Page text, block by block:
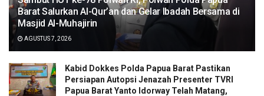
Barat Salurkan Al-Qur’an dan Gelar Ibadah Bersama di
Masjid Al-Muhajirin
AGUSTUS 7, 2026
Kabid Dokkes Polda Papua Barat Pastikan
Persiapan Autopsi Jenazah Presenter TVRI
Papua Barat Yanto Idorway Telah Matang,